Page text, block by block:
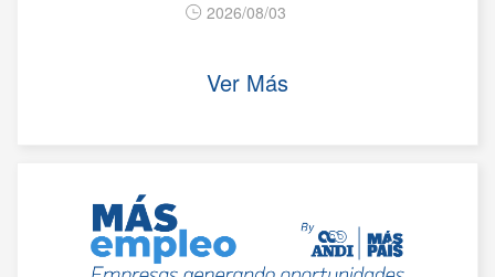
2026/08/03
Ver Más